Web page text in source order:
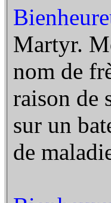
Martyr.
nom de
raison de
sur un
de